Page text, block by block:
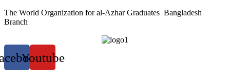
The World Organization for al-Azhar Graduates Bangladesh
Branch
Youtube